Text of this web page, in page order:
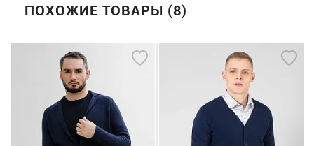
ПОХОЖИЕ ТОВАРЫ (8)